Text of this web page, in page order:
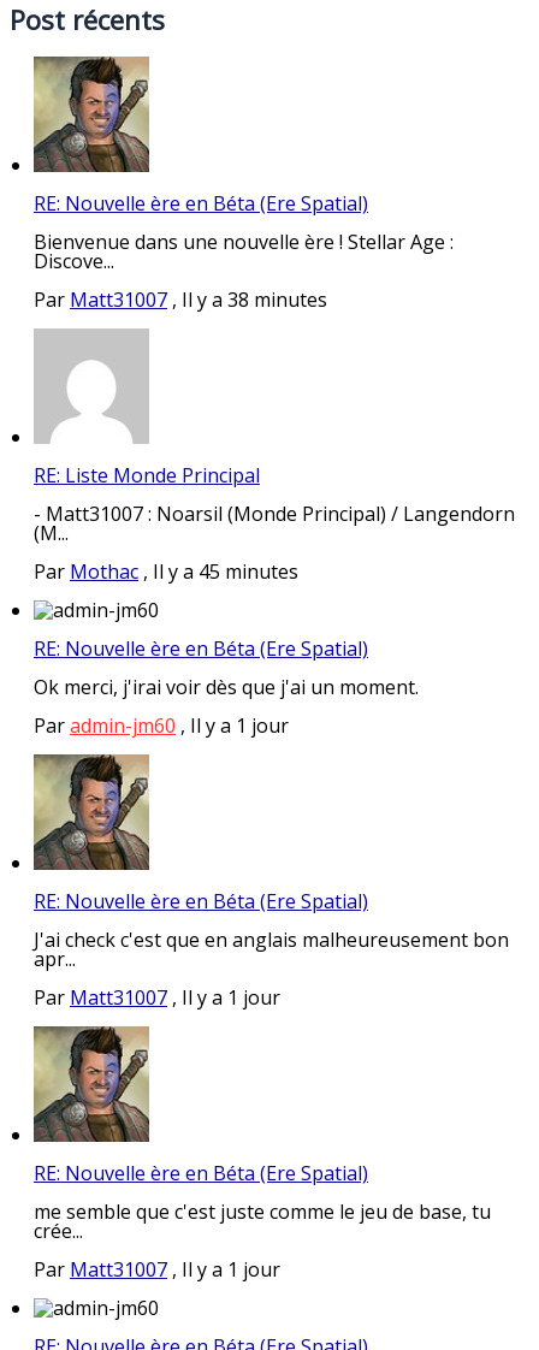
Post récents
RE: Nouvelle ère en Béta (Ere Spatial)
Bienvenue dans une nouvelle ère ! Stellar Age :
Discove...
Par Matt31007 , Il y a 38 minutes
RE: Liste Monde Principal
- Matt31007 : Noarsil (Monde Principal) / Langendorn
(M...
Par Mothac , Il y a 45 minutes
RE: Nouvelle ère en Béta (Ere Spatial)
Ok merci, j'irai voir dès que j'ai un moment.
Paradmin-jm60 , Il y a 1 jour
RE: Nouvelle ère en Béta (Ere Spatial)
J'ai check c'est que en anglais malheureusement bon
apr...
Par Matt31007 , Il y a 1 jour
RE: Nouvelle ère en Béta (Ere Spatial)
me semble que c'est juste comme le jeu de base, tu
crée...
Par Matt31007 , Il y a 1 jour